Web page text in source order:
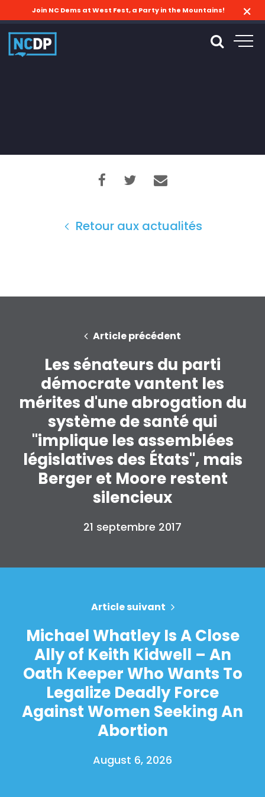
Join NC Dems at West Fest, a Party in the Mountains!
Retour aux actualités
Article précédent
Les sénateurs du parti
démocrate vantent les
mérites d'une abrogation du
système de santé qui
"implique les assemblées
législatives des États", mais
Berger et Moore restent
silencieux
21 septembre 2017
Article suivant
Michael Whatley Is A Close
Ally of Keith Kidwell – An
Oath Keeper Who Wants To
Legalize Deadly Force
Against Women Seeking An
Abortion
August 6, 2026